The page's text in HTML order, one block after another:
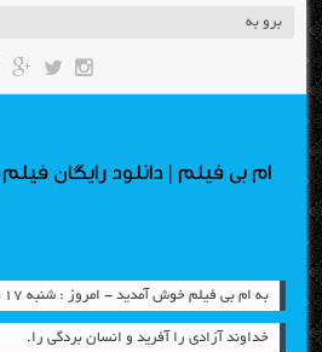
ام بی فیلم | دانلود رایگان
به ام بی فیلم خوش آمدید - امروز : شنبه ۱۷ مرداد ۱۴۰۵
خداوند آزادی را آفرید و انسان بردگی را.